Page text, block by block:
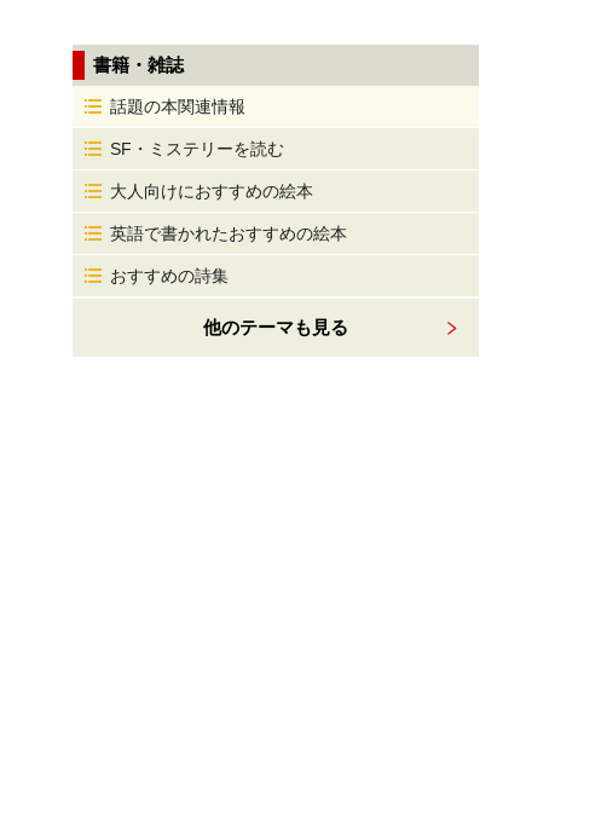
書籍・雑誌
話題の本関連情報
SF・ミステリーを読む
大人向けにおすすめの絵本
英語で書かれたおすすめの絵本
おすすめの詩集
他のテーマも見る